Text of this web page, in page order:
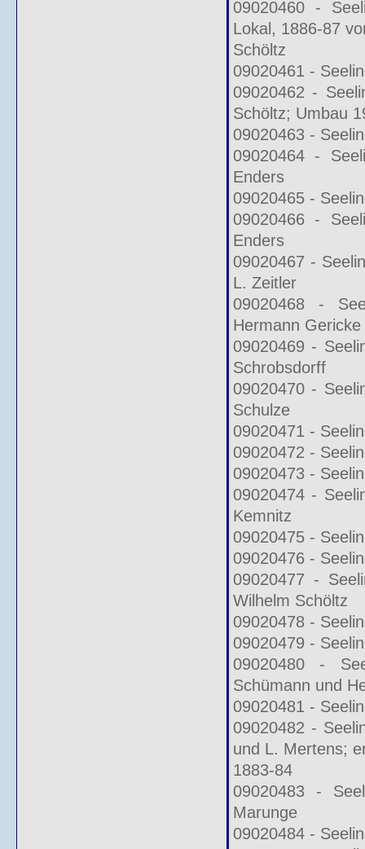
09020460 -
Lokal, 1886-87
Schöltz
09020461 -
09020462 -
Schöltz; Umbau
09020463 -
09020464 -
Enders
09020465 -
09020466 -
Enders
09020467 -
L. Zeitler
09020468 -
Hermann Gericke
09020469 -
Schrobsdorff
09020470 -
Schulze
09020471 -
09020472 -
09020473 -
09020474 -
Kemnitz
09020475 -
09020476 -
09020477 -
Wilhelm Schöltz
09020478 -
09020479 -
09020480 -
Schümann und
09020481 -
09020482 -
und L. Mertens;
1883-84
09020483 -
Marunge
09020484 -